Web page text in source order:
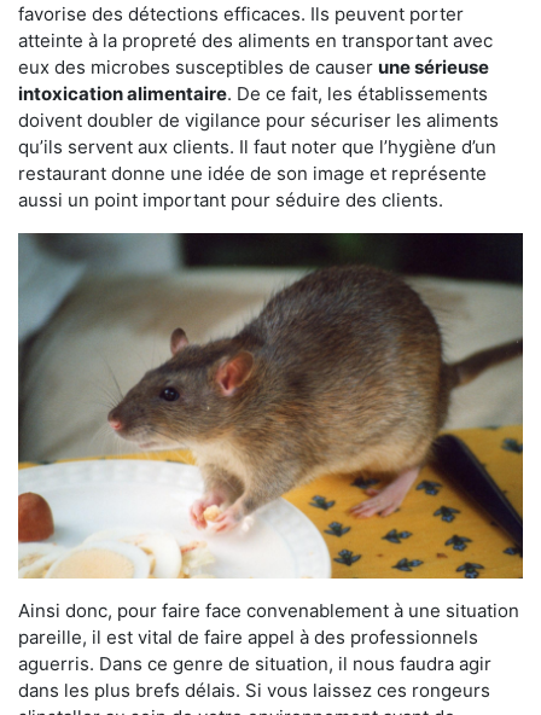
favorise des détections efficaces. Ils peuvent porter
atteinte à la propreté des aliments en transportant avec
eux des microbes susceptibles de causer une sérieuse
intoxication alimentaire. De ce fait, les établissements
doivent doubler de vigilance pour sécuriser les aliments
qu’ils servent aux clients. Il faut noter que l’hygiène d’un
restaurant donne une idée de son image et représente
aussi un point important pour séduire des clients.
Ainsi donc, pour faire face convenablement à une situation
pareille, il est vital de faire appel à des professionnels
aguerris. Dans ce genre de situation, il nous faudra agir
dans les plus brefs délais. Si vous laissez ces rongeurs